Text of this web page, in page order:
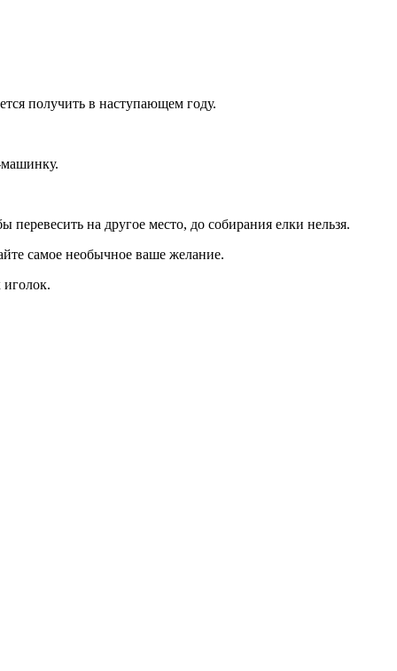
получить в наступающем году.
на другое место, до собирания елки нельзя.
самое необычное ваше желание.